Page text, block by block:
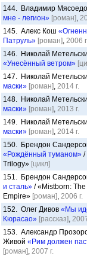
144. Владимир
мне - легион» [роман],
145. Алекс Кош
Патруль» [роман], 2006
146. Николай
«Унесённый ветром»
147. Николай
маски» [роман], 2014 г.
148. Николай
маски» [роман], 2013 г.
149. Николай
маски» [роман], 2014 г.
150. Брендон
«Рождённый туманом» /
Trilogy» [цикл]
151. Брендон
и сталь» / «Mistborn: The
Empire» [роман], 2006 г.
152. Олег Дивов «Мы
Кюрасао» [рассказ],
153. Александр
Живой «Рим должен
[роман], 2007 г.